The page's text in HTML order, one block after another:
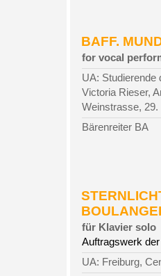
BAFF.
for vocal
UA: Studierende
Victoria Rieser,
Weinstrasse,
Bärenreiter BA
für Klavier solo
Auftragswerk
UA: Freiburg,